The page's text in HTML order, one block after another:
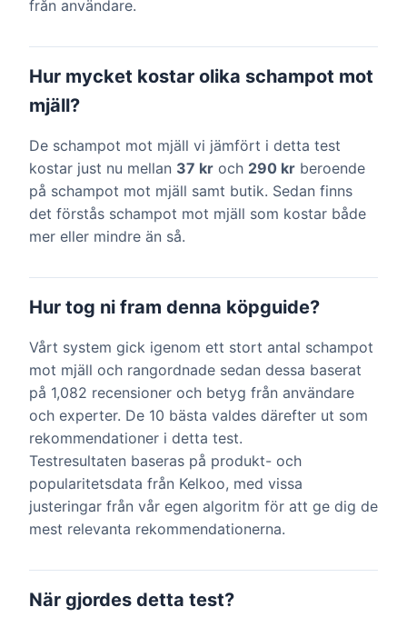
från användare.
Hur mycket kostar olika schampot mot
mjäll?
De schampot mot mjäll vi jämfört i detta test
kostar just nu mellan 37 kr och 290 kr beroende
på schampot mot mjäll samt butik. Sedan finns
det förstås schampot mot mjäll som kostar både
mer eller mindre än så.
Hur tog ni fram denna köpguide?
Vårt system gick igenom ett stort antal schampot
mot mjäll och rangordnade sedan dessa baserat
på 1,082 recensioner och betyg från användare
och experter. De 10 bästa valdes därefter ut som
rekommendationer i detta test.
Testresultaten baseras på produkt- och
popularitetsdata från Kelkoo, med vissa
justeringar från vår egen algoritm för att ge dig de
mest relevanta rekommendationerna.
När gjordes detta test?